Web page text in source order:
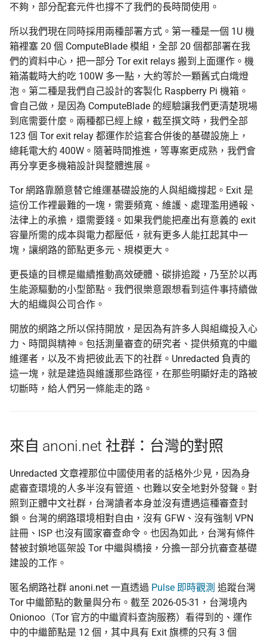
不夠，部分配套元件也撐不了我們的長時間使用。
所以我們現在同時採用兩種部署方式。第一種是一個 1U 機
箱裡塞 20 個 ComputeBlade 模組，全部 20 個都部署在我
們的資料中心，把一部分 Tor exit relays 搬到上面運作。機
箱滿載時大約吃 100W 多一點，大約等於一顆舊式白熾燈
泡。第二種是我們自己設計的客製化 Raspberry Pi 機箱。
會自己做，是因為 ComputeBlade 的經驗讓我們更清楚現場
到底需要什麼。兩種都已經上線，截至撰文時，我們全部
123 個 Tor exit relay 都運作於這套合併後的基礎設施上，
總耗電大約 400W。隨著時間推進，等專案更成熟，我們會
再分享更多機箱設計與整體進展。
Tor 網路靠願意替它維運基礎設施的人與組織撐起。Exit 是
這份工作裡最難的一塊，需要頻寬、維護、處理濫用通報、
法律上的承擔，還需要錢。如果我們能把產出有意義的 exit
容量所需的成本與電力都壓低，就有更多人能扛起其中一
塊，讓網路的節點更多元、規模更大。
更長遠的目標是繼續推動高效硬體、碳排追蹤，乃至於以再
生能源驅動的小型節點。我們很樂意跟想看到這件事持續做
大的組織與公司合作。
開放的網路之所以保持開放，是因為有許多人與組織投入心
力、時間與精神。包括測量審查的研究者、提供頻寬的中繼
維運者，以及不肯把彼此丟下的社群。Unredacted 負責的
這一塊，就是建造與維護那些路徑，在那些明顯好走的路被
切斷時，給人們另一條能走的路。
來自 anoni.net 社群：台灣的對照
Unredacted 文章裡那位中國使用者的話格外少見，因為身
處審查環境的人多半沒有管道、也難以安全地對外發聲。對
照到正體中文社群，台灣讀者本身並沒有遭遇這種審查封
鎖。台灣的網路環境相對自由，沒有 GFW、沒有強制 VPN
註冊、ISP 也沒有國家審查命令。也因為如此，台灣有條件
替被封鎖地區架設 Tor 中繼與橋接，分擔一部分抗審查基礎
建設的工作。
匿名網路社群 anoni.net 一直透過 Pulse 即時觀測 追蹤台灣
Tor 中繼節點的數量與分布。截至 2026-05-31，台灣境內
Onionoo（Tor 官方的中繼資料查詢服務）看得到的、運作
中的中繼節點是 12 個，其中具有 Exit 旗標的只有 3 個